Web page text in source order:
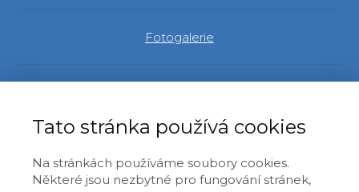
Fotogalerie
Tato stránka používá cookies
Na stránkách používáme soubory cookies.
Některé jsou nezbytné pro fungování stránek,